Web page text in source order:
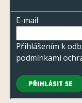
E-mail
Přihlášením k
podmínkami
PŘIHLÁSIT SE